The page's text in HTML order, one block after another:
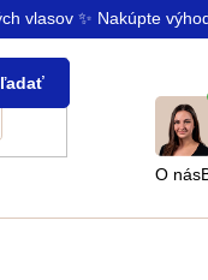
vlasov ✨ Nakúpte
O nás